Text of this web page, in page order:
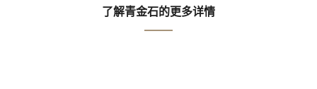
了解青金石的更多详情